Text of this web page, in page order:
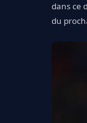
dans ce
du